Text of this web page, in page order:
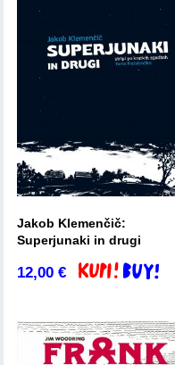
Jakob Klemenčič:
Superjunaki in drugi
12,00€ Dodaj v